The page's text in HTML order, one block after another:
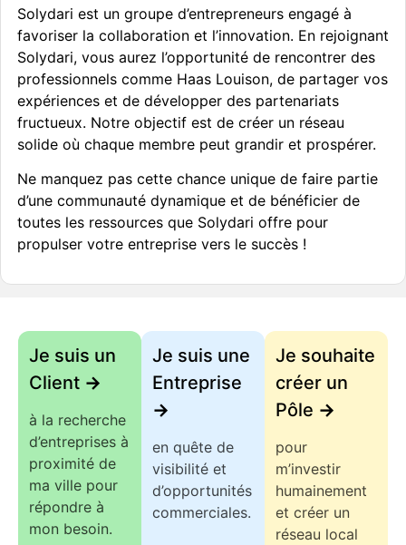
Solydari est un groupe d’entrepreneurs engagé à
favoriser la collaboration et l’innovation. En rejoignant
Solydari, vous aurez l’opportunité de rencontrer des
professionnels comme Haas Louison, de partager vos
expériences et de développer des partenariats
fructueux. Notre objectif est de créer un réseau
solide où chaque membre peut grandir et prospérer.
Ne manquez pas cette chance unique de faire partie
d’une communauté dynamique et de bénéficier de
toutes les ressources que Solydari offre pour
propulser votre entreprise vers le succès !
Je suis un
Client ->
à la recherche
d’entreprises à
proximité de
ma ville pour
répondre à
mon besoin.
Je suis une
Entreprise
->
en quête de
visibilité et
d’opportunités
commerciales.
Je souhaite
créer un
Pôle ->
pour
m’investir
humainement
et créer un
réseau local